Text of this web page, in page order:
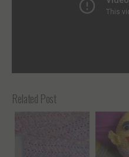
Related Post